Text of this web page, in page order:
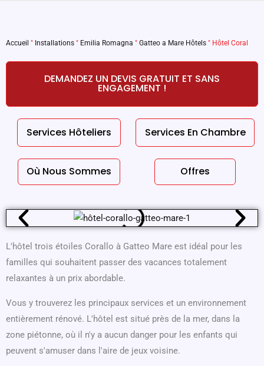
Accueil " Installations " Emilia Romagna " Gatteo a Mare Hôtels " Hôtel Coral
DEMANDEZ UN DEVIS GRATUIT ET SANS
ENGAGEMENT !
Services Hôteliers Services En Chambre
Où Nous Sommes Offres
L'hôtel trois étoiles Corallo à Gatteo Mare est idéal pour les
familles qui souhaitent passer des vacances totalement
relaxantes à un prix abordable.
Vous y trouverez les principaux services et un environnement
entièrement rénové. L'hôtel est situé près de la mer, dans la
zone piétonne, où il n'y a aucun danger pour les enfants qui
peuvent s'amuser dans l'aire de jeux voisine.